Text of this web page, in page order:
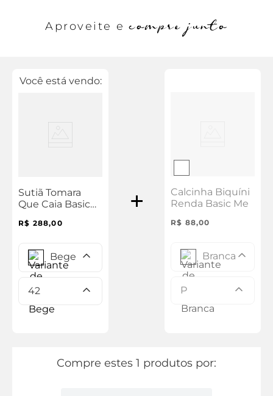
Aproveite ecompre junto
Você está vendo:
Sutiã Tomara
Que Caia Basic
R$ 288,00
Bege
42
Calcinha Biquíni
Renda Basic Me
R$ 88,00
Branca
P
Compre estes 1 produtos por: